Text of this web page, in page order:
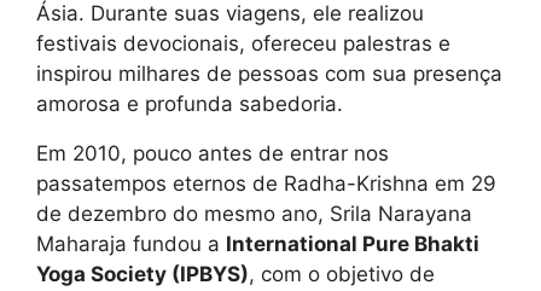
Ásia. Durante suas viagens, ele realizou
festivais devocionais, ofereceu palestras e
inspirou milhares de pessoas com sua presença
amorosa e profunda sabedoria.
Em 2010, pouco antes de entrar nos
passatempos eternos de Radha-Krishna em 29
de dezembro do mesmo ano, Srila Narayana
Maharaja fundou a International Pure Bhakti
Yoga Society (IPBYS), com o objetivo de